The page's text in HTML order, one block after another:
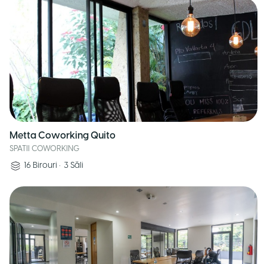
Metta Coworking Quito
SPATII COWORKING
16 Birouri • 3 Săli